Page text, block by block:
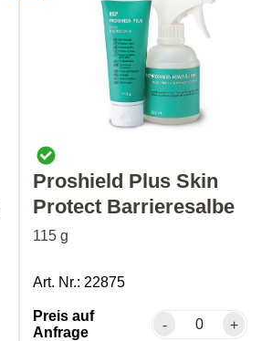
Proshield Plus Skin
Protect Barrieresalbe
115 g
Art. Nr.: 22875
Preis auf
Anfrage
- +